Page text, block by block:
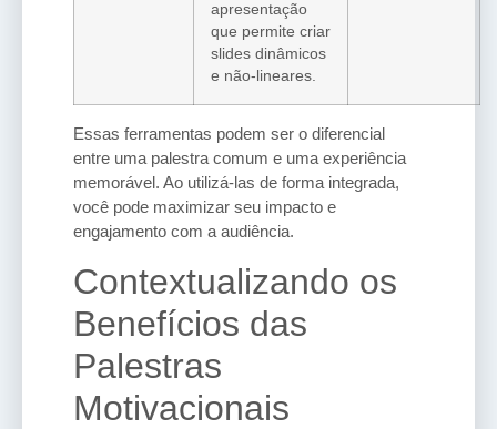
apresentação
que permite criar
slides dinâmicos
e não-lineares.
Essas ferramentas podem ser o diferencial
entre uma palestra comum e uma experiência
memorável. Ao utilizá-las de forma integrada,
você pode maximizar seu impacto e
engajamento com a audiência.
Contextualizando os
Benefícios das
Palestras
Motivacionais